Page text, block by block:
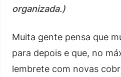
organizada.)
Muita gente pensa que
para depois e que, no
lembrete com novas